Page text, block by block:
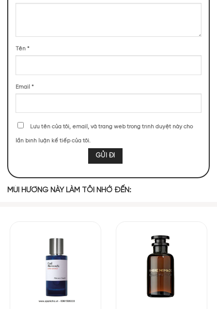
TOP NOTES
Nốt Hương Trái
Nhụy hoa nghệ
MIDDLE NOTES
Trầm Hương Nhựa Bồ Đề Hoắc Hương
Da Thuộc Gỗ Đàn Hương
Labdanum
Azzure Oud EDP mở đầu bằng làn hương tươi mới và ngọt
ngào của chanh dây cùng hương trái cây, quyện trong hoa
Tên *
Email *
Lưu tên của tôi, email, và trang web trong trình duyệt này cho
lần bình luận kế tiếp của tôi.
MÙI HƯƠNG NÀY LÀM TÔI NHỚ ĐẾN: